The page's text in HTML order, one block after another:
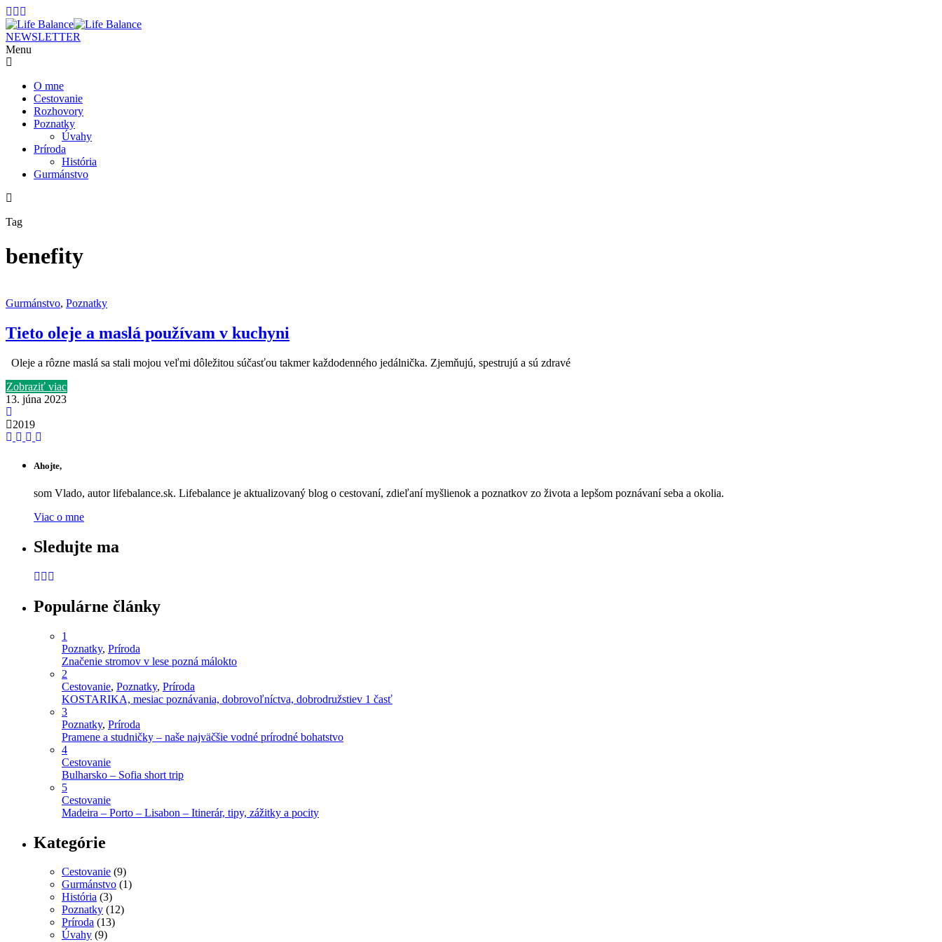
NEWSLETTER
Menu
O mne
Cestovanie
Rozhovory
Poznatky
Úvahy
Príroda
História
Gurmánstvo
Tag
benefity
Gurmánstvo, Poznatky
Tieto oleje a maslá používam v kuchyni
Oleje a rôzne maslá sa stali mojou veľmi dôležitou súčasťou takmer každodenného jedálnička. Zjemňujú, spestrujú a sú zdravé
Zobraziť viac
13. júna 2023
2019
Ahojte,
som Vlado, autor lifebalance.sk. Lifebalance je aktualizovaný blog o cestovaní, zdieľaní myšlienok a poznatkov zo života a lepšom poznávaní seba a okolia.
Viac o mne
Sledujte ma
Populárne články
1
Poznatky, Príroda
Značenie stromov v lese pozná málokto
2
Cestovanie, Poznatky, Príroda
KOSTARIKA, mesiac poznávania, dobrovoľníctva, dobrodružstiev 1 časť
3
Poznatky, Príroda
Pramene a studničky – naše najväčšie vodné prírodné bohatstvo
4
Cestovanie
Bulharsko – Sofia short trip
5
Cestovanie
Madeira – Porto – Lisabon – Itinerár, tipy, zážitky a pocity
Kategórie
Cestovanie (9)
Gurmánstvo (1)
História (3)
Poznatky (12)
Príroda (13)
Úvahy (9)